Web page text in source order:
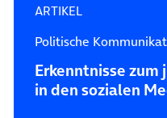
ARTIKEL
Politische
Erkenntnisse
in den sozialen